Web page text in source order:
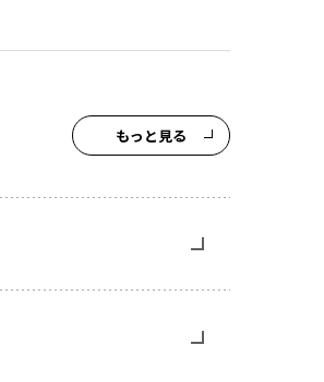
もっと見る